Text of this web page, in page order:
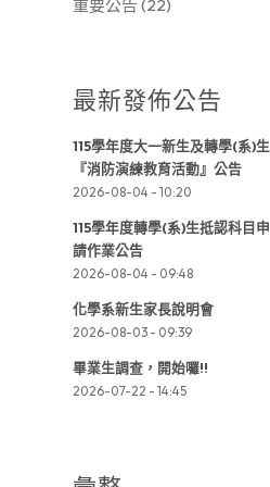
重要公告 (22)
最新發佈公告
115學年度大一新生及轉學(系)生
『消防演練教育活動』公告
2026-08-04 - 10:20
115學年度轉學(系)生抵認科目申
請作業公告
2026-08-04 - 09:48
化學系新生家長說明會
2026-08-03 - 09:39
畢業生調查，開始囉!!
2026-07-22 - 14:45